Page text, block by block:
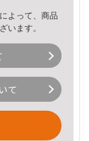
よって、商品
います。
て